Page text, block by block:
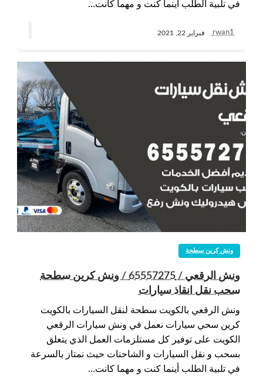
في تلبية الطلب أينما كنت و مهما كانت…
rwan1 فبراير 22, 2021
ونش كرين سطحة
ونش الرقعي / 65557275 / ونش كرين سطحة
سحب نقل انقاذ سيارات
ونش الرقعي بالكويت سطحة لنقل السيارات بالكويت
كرين سحي سيارات نعمل في ونش سيارات الرقعي
الكويت على توفير كل مستلزمات العمل الذي يتعلق
بسحب و نقل السيارات و الشاحنات حيث نمتاز بالسرعة
في تلبية الطلب أينما كنت و مهما كانت…